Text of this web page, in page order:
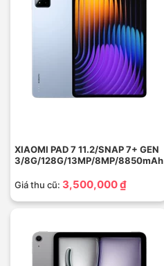
XIAOMI PAD 7 11.2/SNAP 7+ GEN
3/8G/128G/13MP/8MP/8850mAh
Giá thu cũ: 3,500,000 ₫